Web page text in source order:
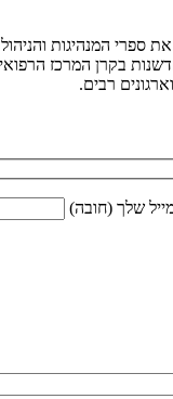
את ספרי המנהיגות
בקרן המרכז
רבים.
שלך (חובה)